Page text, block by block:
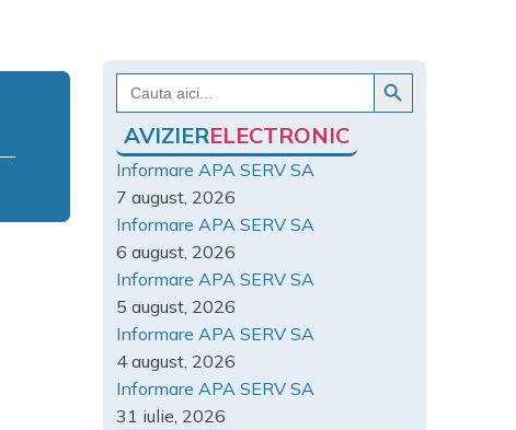
Search
for:
Search Button
AVIZIERELECTRONIC
Informare APA SERV SA
7 august, 2026
Informare APA SERV SA
6 august, 2026
Informare APA SERV SA
5 august, 2026
Informare APA SERV SA
4 august, 2026
Informare APA SERV SA
31 iulie, 2026